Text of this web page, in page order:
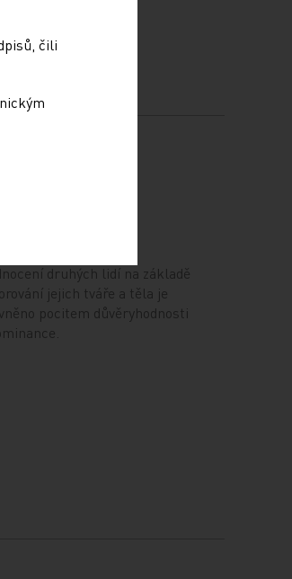
druhých lidí na základě
jejich tváře a těla je
pocitem důvěryhodnosti
čili